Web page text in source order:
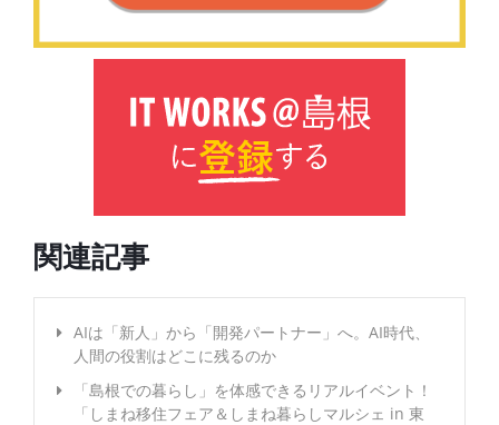
関連記事
AIは「新人」から「開発パートナー」へ。AI時代、
人間の役割はどこに残るのか
「島根での暮らし」を体感できるリアルイベント！
「しまね移住フェア＆しまね暮らしマルシェ in 東